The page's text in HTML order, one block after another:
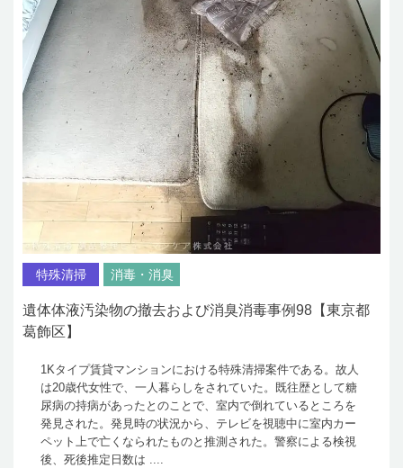
特殊清掃 消毒・消臭
遺体体液汚染物の撤去および消臭消毒事例98【東京都
葛飾区】
1Kタイプ賃貸マンションにおける特殊清掃案件である。故人
は20歳代女性で、一人暮らしをされていた。既往歴として糖
尿病の持病があったとのことで、室内で倒れているところを
発見された。発見時の状況から、テレビを視聴中に室内カー
ペット上で亡くなられたものと推測された。警察による検視
後、死後推定日数は ....